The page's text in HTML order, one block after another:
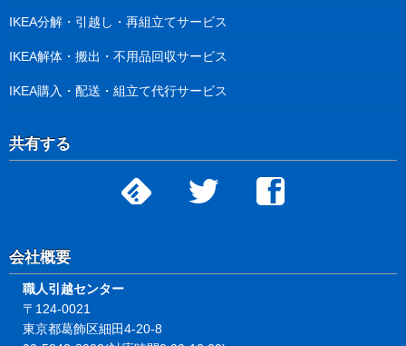
IKEA分解・引越し・再組立てサービス
IKEA解体・搬出・不用品回収サービス
IKEA購入・配送・組立て代行サービス
共有する
会社概要
職人引越センター
〒124-0021
東京都葛飾区細田4-20-8